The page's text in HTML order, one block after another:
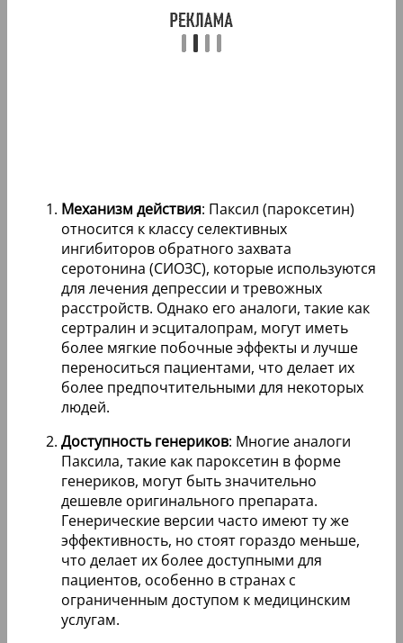
Механизм действия: Паксил (пароксетин)
относится к классу селективных
ингибиторов обратного захвата
серотонина (СИОЗС), которые используются
для лечения депрессии и тревожных
расстройств. Однако его аналоги, такие как
сертралин и эсциталопрам, могут иметь
более мягкие побочные эффекты и лучше
переноситься пациентами, что делает их
более предпочтительными для некоторых
людей.
Доступность генериков: Многие аналоги
Паксила, такие как пароксетин в форме
генериков, могут быть значительно
дешевле оригинального препарата.
Генерические версии часто имеют ту же
эффективность, но стоят гораздо меньше,
что делает их более доступными для
пациентов, особенно в странах с
ограниченным доступом к медицинским
услугам.